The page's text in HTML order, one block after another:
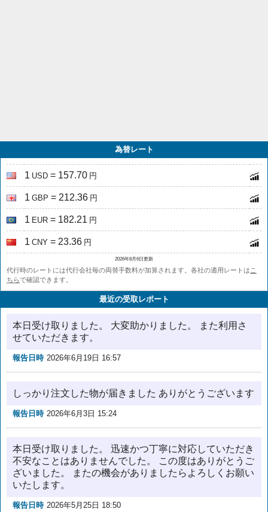
為替レート
1 USD = 157.70 円
1 GBP = 212.36 円
1 EUR = 182.21 円
1 CNY = 23.36 円
2026年8月6日更新
代行時のレートには代行会社毎の両替手数料が加算されます。各社の適用レートは こ
ちらで確認できます。
最近の受取レポート
本日受け取りました。 大変助かりました。 また利用さ
せていただきます。
報告日時 2026年6月19日 16:57
しっかり注文した物が届きました ありがとうございます
報告日時 2026年6月3日 15:24
本日受け取りました。 迅速かつ丁寧に対応していただき
不安なことはありませんでした。 この度はありがとうご
ざいました。 またの機会がありましたらよろしくお願い
いたします。
報告日時 2026年5月25日 18:50